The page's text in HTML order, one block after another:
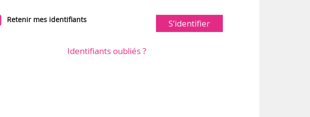
Retenir mes identifiants S'identifier
Identifiants oubliés ?